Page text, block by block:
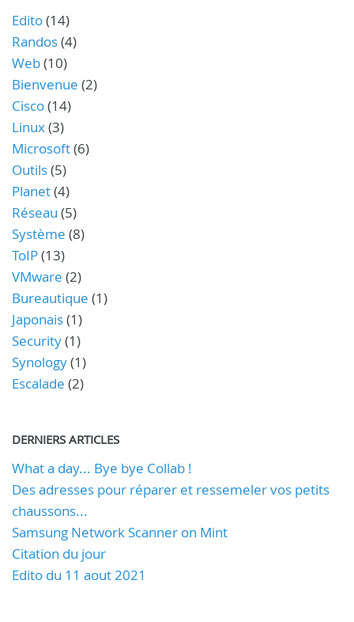
Edito(14)
Randos(4)
Web(10)
Bienvenue (2)
Cisco(14)
Linux(3)
Microsoft(6)
Outils(5)
Planet(4)
Réseau (5)
Système (8)
ToIP(13)
VMware (2)
Bureautique (1)
Japonais(1)
Security(1)
Synology(1)
Escalade (2)
DERNIERS ARTICLES
What a day... Bye bye Collab !
Des adresses pour réparer et ressemeler vos petits
chaussons...
Samsung Network Scanner on Mint
Citation du jour
Edito du 11 aout 2021